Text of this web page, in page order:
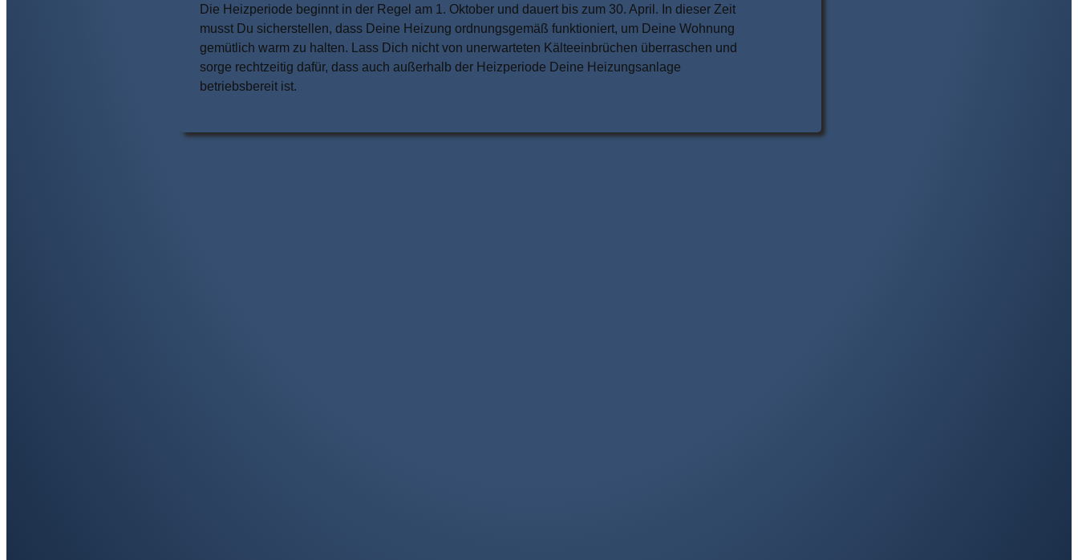
Die Heizperiode beginnt in der Regel am 1. Oktober und dauert bis zum 30. April. In dieser Zeit
musst Du sicherstellen, dass Deine Heizung ordnungsgemäß funktioniert, um Deine Wohnung
gemütlich warm zu halten. Lass Dich nicht von unerwarteten Kälteeinbrüchen überraschen und
sorge rechtzeitig dafür, dass auch außerhalb der Heizperiode Deine Heizungsanlage
betriebsbereit ist.